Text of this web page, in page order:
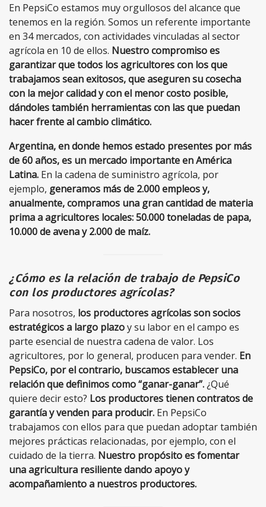
En PepsiCo estamos muy orgullosos del alcance que
tenemos en la región. Somos un referente importante
en 34 mercados, con actividades vinculadas al sector
agrícola en 10 de ellos. Nuestro compromiso es
garantizar que todos los agricultores con los que
trabajamos sean exitosos, que aseguren su cosecha
con la mejor calidad y con el menor costo posible,
dándoles también herramientas con las que puedan
hacer frente al cambio climático.
Argentina, en donde hemos estado presentes por más
de 60 años, es un mercado importante en América
Latina. En la cadena de suministro agrícola, por
ejemplo, generamos más de 2.000 empleos y,
anualmente, compramos una gran cantidad de materia
prima a agricultores locales: 50.000 toneladas de papa,
10.000 de avena y 2.000 de maíz.
¿Cómo es la relación de trabajo de PepsiCo
con los productores agrícolas?
Para nosotros, los productores agrícolas son socios
estratégicos a largo plazoy su labor en el campo es
parte esencial de nuestra cadena de valor. Los
agricultores, por lo general, producen para vender. En
PepsiCo, por el contrario, buscamos establecer una
relación que definimos como “ganar-ganar”.¿Qué
quiere decir esto? Los productores tienen contratos de
garantía y venden para producir. En PepsiCo
trabajamos con ellos para que puedan adoptar también
mejores prácticas relacionadas, por ejemplo, con el
cuidado de la tierra. Nuestro propósito es fomentar
una agricultura resiliente dando apoyo y
acompañamiento a nuestros productores.